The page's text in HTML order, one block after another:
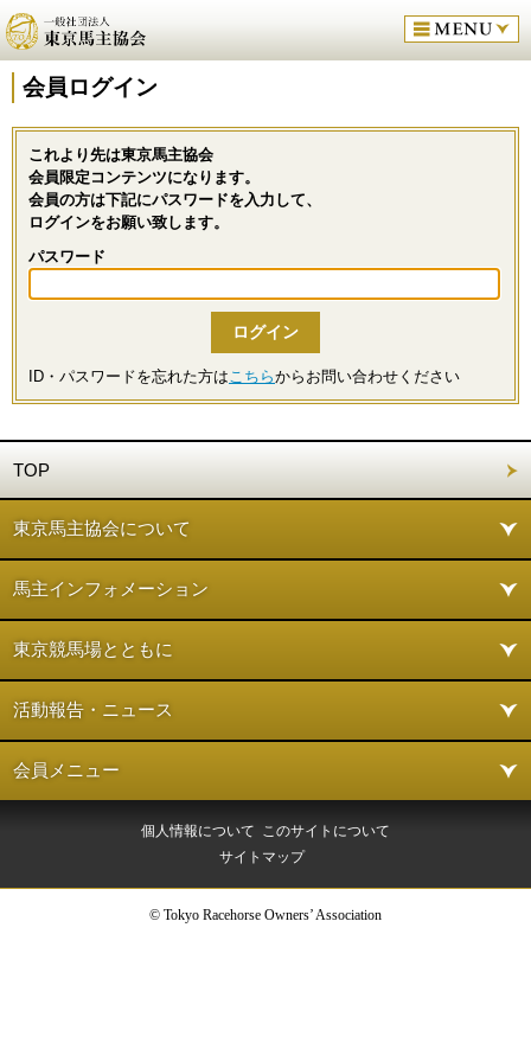
会員ログイン
これより先は東京馬主協会
会員限定コンテンツになります。
会員の方は下記にパスワードを入力して、
ログインをお願い致します。
パスワード
ID・パスワードを忘れた方はこちらからお問い合わせください
TOP
東京馬主協会について
馬主インフォメーション
東京競馬場とともに
活動報告・ニュース
会員メニュー
個人情報について このサイトについて
サイトマップ
© Tokyo Racehorse Owners’ Association